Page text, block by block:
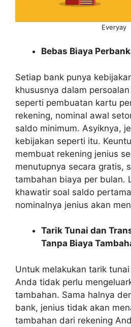
Everyay
Bebas Biaya
Setiap bank punya
khususnya dalam
seperti pembuatan kartu
rekening, nominal awal
saldo minimum. Asyiknya,
kebijakan seperti itu.
membuat rekening jenius
menutupnya secara gratis,
tambahan biaya per bulan.
khawatir soal saldo
nominalnya jenius akan
Tarik Tunai dan
Tanpa Biaya
Untuk melakukan tarik
Anda tidak perlu
tambahan. Sama halnya
bank, jenius tidak akan
tambahan dari rekening